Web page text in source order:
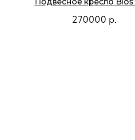
270000 р.